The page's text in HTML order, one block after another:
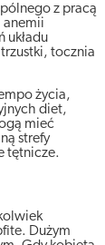
z pracą
anemii
układu
tocznia
życia,
diet,
mieć
strefy
tętnicze.
Dużym